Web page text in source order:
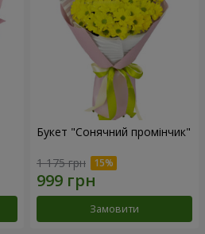
Букет "Сонячний промінчик"
1 175 грн
Замовити